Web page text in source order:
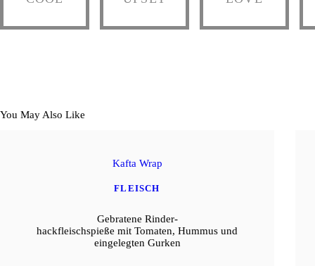
You May Also Like
Kafta Wrap
FLEISCH
Gebratene Rinder-
hackfleischspieße mit Tomaten, Hummus und
eingelegten Gurken